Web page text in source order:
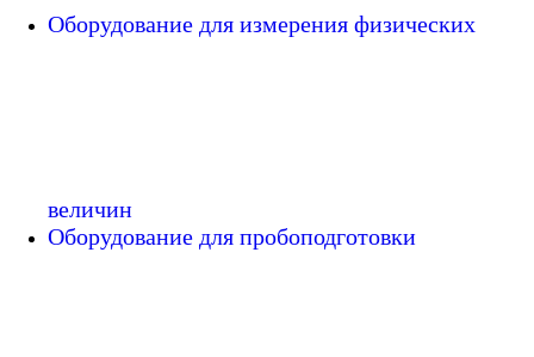
Оборудование для измерения физических
величин
Оборудование для пробоподготовки